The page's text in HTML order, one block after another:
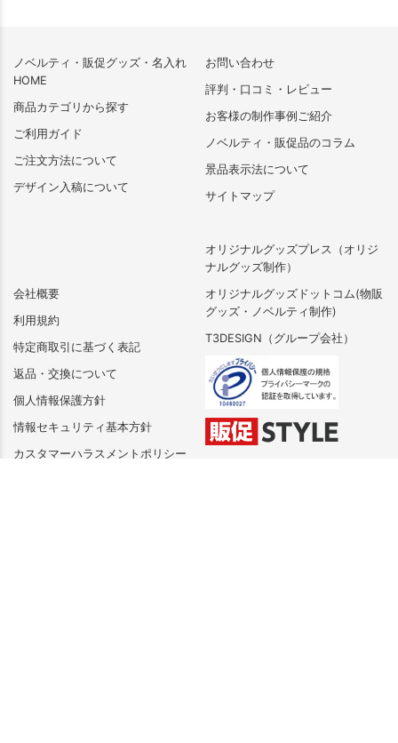
ノベルティ・販促グッズ・名入れ
HOME
商品カテゴリから探す
ご利用ガイド
ご注文方法について
デザイン入稿について
会社概要
利用規約
特定商取引に基づく表記
返品・交換について
個人情報保護方針
情報セキュリティ基本方針
カスタマーハラスメントポリシー
お問い合わせ
評判・口コミ・レビュー
お客様の制作事例ご紹介
ノベルティ・販促品のコラム
景品表示法について
サイトマップ
オリジナルグッズプレス（オリジ
ナルグッズ制作）
オリジナルグッズドットコム(物販
グッズ・ノベルティ制作)
T3DESIGN（グループ会社）